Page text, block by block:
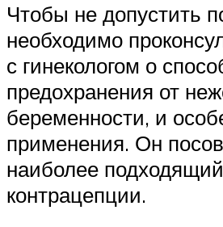
Чтобы не допустить
необходимо
с гинекологом о
предохранения от
беременности, и
применения. Он
наиболее
контрацепции.